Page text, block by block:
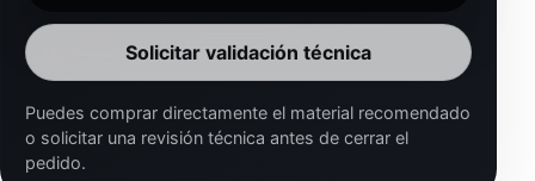
Solicitar validación técnica
Puedes comprar directamente el material recomendado
o solicitar una revisión técnica antes de cerrar el
pedido.